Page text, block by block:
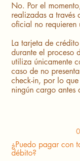
No. Por el
realizadas a través
oficial no
La tarjeta de
durante el proceso
utiliza únicamente
caso de no
check-in, por lo
ningún cargo antes
¿Puedo pagar con
débito?